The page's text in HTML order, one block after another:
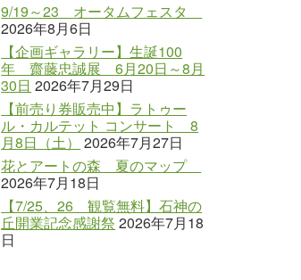
9/19～23 オータムフェスタ
2026年8月6日
【企画ギャラリー】生誕100
年 齋藤忠誠展 6月20日～8月
30日 2026年7月29日
【前売り券販売中】ラトゥー
ル・カルテット コンサート 8
月8日（土）
2026年7月27日
花とアートの森 夏のマップ
2026年7月18日
【7/25、26 観覧無料】石神の
丘開業記念感謝祭 2026年7月18
日